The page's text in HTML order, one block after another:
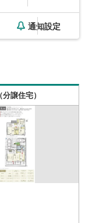
通知設定
譲住宅）